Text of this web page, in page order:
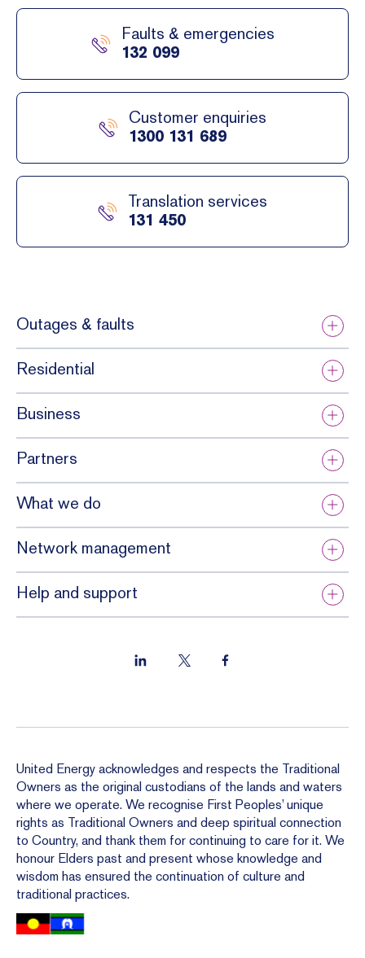
Faults & emergencies
132 099
Customer enquiries
1300 131 689
Translation services
131 450
Outages & faults
Residential
Business
Partners
What we do
Network management
Help and support
United Energy acknowledges and respects the Traditional
Owners as the original custodians of the lands and waters
where we operate. We recognise First Peoples’ unique
rights as Traditional Owners and deep spiritual connection
to Country, and thank them for continuing to care for it. We
honour Elders past and present whose knowledge and
wisdom has ensured the continuation of culture and
traditional practices.